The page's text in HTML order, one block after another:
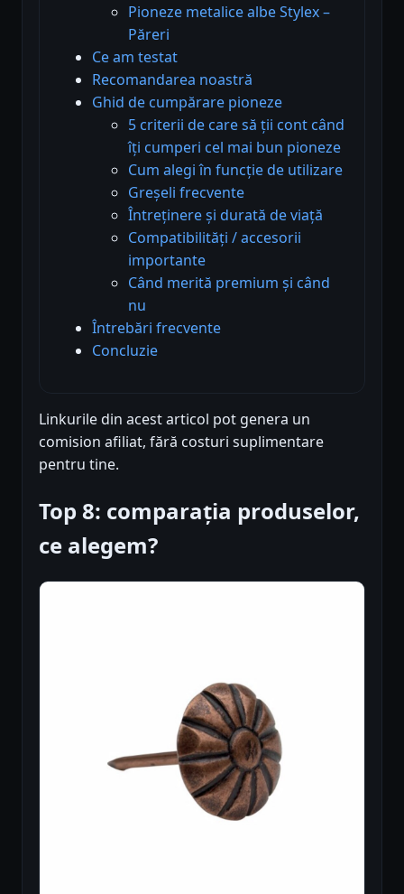
Pioneze metalice albe Stylex –
Păreri
Ce am testat
Recomandarea noastră
Ghid de cumpărare pioneze
5 criterii de care să ții cont când
îți cumperi cel mai bun pioneze
Cum alegi în funcție de utilizare
Greșeli frecvente
Întreținere și durată de viață
Compatibilități / accesorii
importante
Când merită premium și când
nu
Întrebări frecvente
Concluzie
Linkurile din acest articol pot genera un
comision afiliat, fără costuri suplimentare
pentru tine.
Top 8: comparația produselor,
ce alegem?